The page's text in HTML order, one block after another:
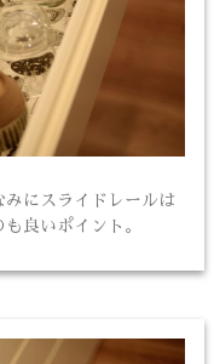
にスライドレールは
良いポイント。